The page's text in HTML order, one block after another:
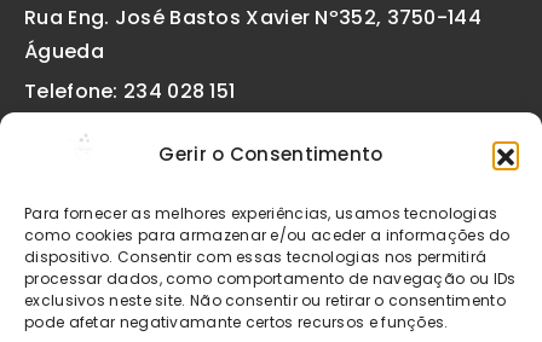
Gerir o Consentimento
Para fornecer as melhores experiências, usamos tecnologias
como cookies para armazenar e/ou aceder a informações do
dispositivo. Consentir com essas tecnologias nos permitirá
processar dados, como comportamento de navegação ou IDs
exclusivos neste site. Não consentir ou retirar o consentimento
pode afetar negativamante certos recursos e funções.
Rua Eng. José Bastos Xavier Nº352, 3750-144
Águeda
Telefone: 234 028 151
geral@etiquetas-online.pt
Os preços indicados incluem IVA à taxa legal em vigor. Todos
os artigos apresentados no site encontram-se sujeitos à
disponibilidade de stock após confirmação da encomenda. As